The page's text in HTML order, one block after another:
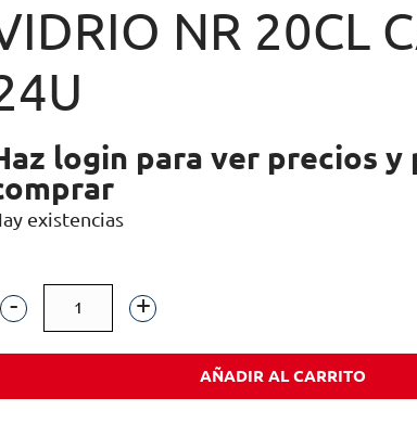
NR 20CL
login para ver precios y
existencias
ZUMO
AÑADIR AL CARRITO